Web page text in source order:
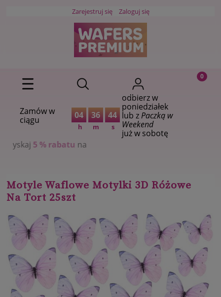
Zarejestruj się Zaloguj się
Zamów w
ciągu
04
h
36
m
43
s
odbierz w
poniedziałek
lub zPaczką w
Weekend
już w sobotę
na
Motyle Waflowe Motylki 3D Różowe
Na Tort 25szt